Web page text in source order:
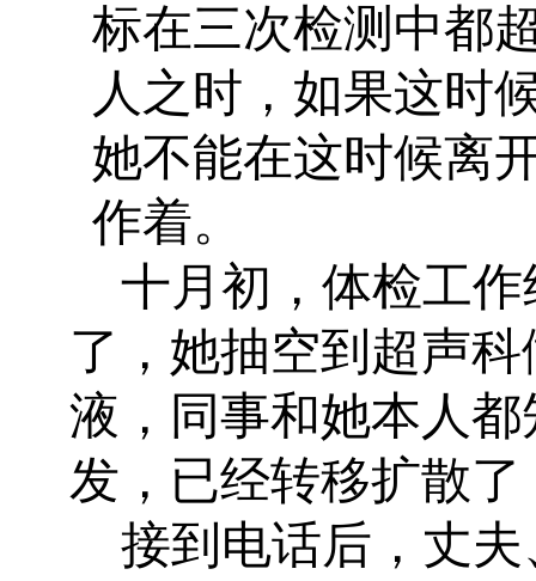
标在三次检测中都
人之时，如果这时
她不能在这时候离
作着。
十月初，体检工
了，她抽空到超声
液，同事和她本人
发，已经转移扩散
接到电话后，丈